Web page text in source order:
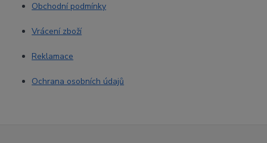
Obchodní podmínky
Vrácení zboží
Reklamace
Ochrana osobních údajů